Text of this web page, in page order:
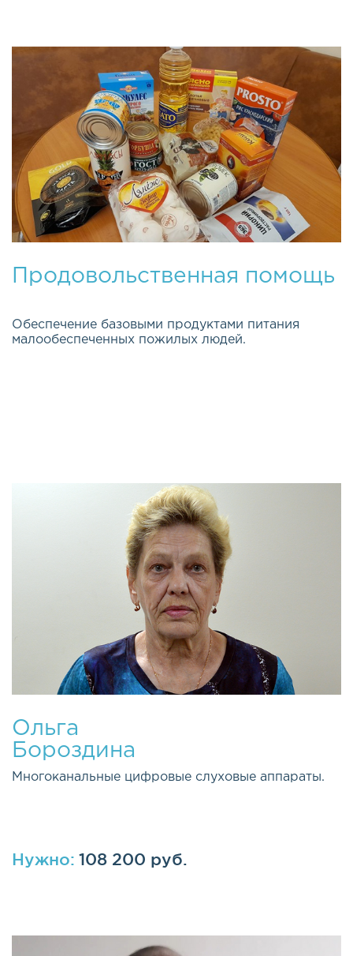
Продовольственная помощь
Обеспечение базовыми продуктами питания
малообеспеченных пожилых людей.
Ольга
Бороздина
Многоканальные цифровые слуховые аппараты.
Нужно: 108 200 руб.